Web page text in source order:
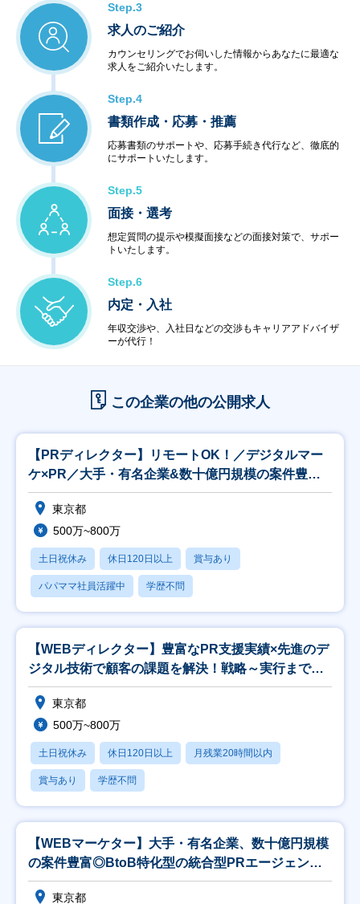
Step.3
求人のご紹介
カウンセリングでお伺いした情報からあなたに最適な
求人をご紹介いたします。
Step.4
書類作成・応募・推薦
応募書類のサポートや、応募手続き代行など、徹底的
にサポートいたします。
Step.5
面接・選考
想定質問の提示や模擬面接などの面接対策で、サポー
トいたします。
Step.6
内定・入社
年収交渉や、入社日などの交渉もキャリアアドバイザ
ーが代行！
この企業の他の公開求人
【PRディレクター】リモートOK！／デジタルマー
ケ×PR／大手・有名企業&数十億円規模の案件豊富
◎
東京都
500万~800万
土日祝休み 休日120日以上 賞与あり
パパママ社員活躍中 学歴不問
【WEBディレクター】豊富なPR支援実績×先進のデ
ジタル技術で顧客の課題を解決！戦略～実行まで担
当
東京都
500万~800万
土日祝休み 休日120日以上 月残業20時間以内
賞与あり 学歴不問
【WEBマーケター】大手・有名企業、数十億円規模
の案件豊富◎BtoB特化型の統合型PRエージェンシ
ー
東京都